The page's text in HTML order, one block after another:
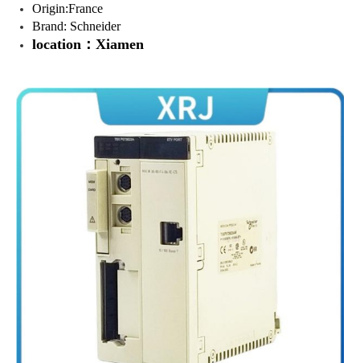
Origin:France
Brand: Schneider
location：Xiamen